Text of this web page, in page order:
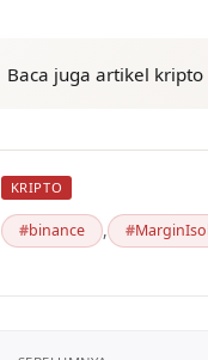
Baca juga artikel
Kategori
KRIPTO
binance ,